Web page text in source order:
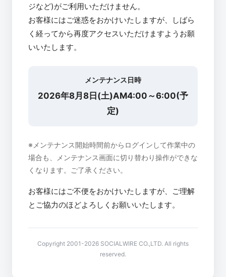
ジなど)がご利用いただけません。
お客様にはご迷惑をおかけいたしますが、しばら
く経ってから再度アクセスいただけますようお願
いいたします。
メンテナンス日時
2026年8月8日(土)AM4:00～6:00(予
定)
※メンテナンス開始時間前からログインして作業中の
場合も、メンテナンス画面に切り替わり操作ができな
くなります。ご了承ください。
お客様にはご不便をおかけいたしますが、ご理解
とご協力のほどよろしくお願いいたします。
Copyright 2001-2026 SOCIALWIRE CO.,LTD. All rights
reserved.